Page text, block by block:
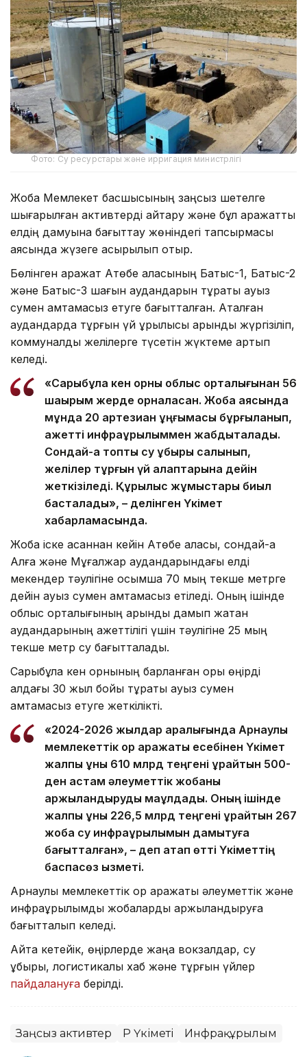
Фото: Су ресурстары және ирригация министрлігі
Жоба Мемлекет басшысының заңсыз шетелге
шығарылған активтерді қайтару және бұл қаражатты
елдің дамуына бағыттау жөніндегі тапсырмасы
аясында жүзеге асырылып отыр.
Бөлінген қаражат Ақтөбе қаласының Батыс-1, Батыс-2
және Батыс-3 шағын аудандарын тұрақты ауыз
сумен қамтамасыз етуге бағытталған. Аталған
аудандарда тұрғын үй құрылысы қарқынды жүргізіліп,
коммуналдық желілерге түсетін жүктеме артып
келеді.
«Сарыбұлақ кен орны облыс орталығынан 56
шақырым жерде орналасқан. Жоба аясында
мұнда 20 артезиан ұңғымасы бұрғыланып,
қажетті инфрақұрылыммен жабдықталады.
Сондай-ақ топтық су құбыры салынып,
желілер тұрғын үй алаптарына дейін
жеткізіледі. Құрылыс жұмыстары биыл
басталады», – делінген Үкімет
хабарламасында.
Жоба іске асқаннан кейін Ақтөбе қаласы, сондай-ақ
Алға және Мұғалжар аудандарындағы елді
мекендер тәулігіне қосымша 70 мың текше метрге
дейін ауыз сумен қамтамасыз етіледі. Оның ішінде
облыс орталығының қарқынды дамып жатқан
аудандарының қажеттілігі үшін тәулігіне 25 мың
текше метр су бағытталады.
Сарыбұлақ кен орнының барланған қоры өңірді
алдағы 30 жыл бойы тұрақты ауыз сумен
қамтамасыз етуге жеткілікті.
«2024-2026 жылдар аралығында Арнаулы
мемлекеттік қор қаражаты есебінен Үкімет
жалпы құны 610 млрд теңгені құрайтын 500-
ден астам әлеуметтік жобаны
қаржыландыруды мақұлдады. Оның ішінде
жалпы құны 226,5 млрд теңгені құрайтын 267
жоба су инфрақұрылымын дамытуға
бағытталған», – деп атап өтті Үкіметтің
баспасөз қызметі.
Арнаулы мемлекеттік қор қаражаты әлеуметтік және
инфрақұрылымдық жобаларды қаржыландыруға
бағытталып келеді.
Айта кетейік, өңірлерде жаңа вокзалдар, су
құбыры, логистикалық хаб және тұрғын үйлер
пайдалануға берілді.
Заңсыз активтер ҚР Үкіметі Инфрақұрылым